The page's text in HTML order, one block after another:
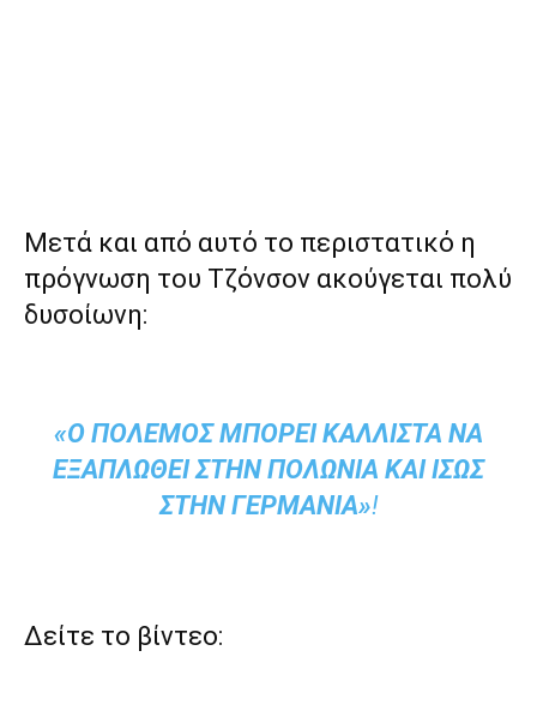
Μετά και από αυτό το περιστατικό η
πρόγνωση του Τζόνσον ακούγεται πολύ
δυσοίωνη:
«Ο ΠΌΛΕΜΟΣ ΜΠΟΡΕΊ ΚΆΛΛΙΣΤΑ ΝΑ
ΕΞΑΠΛΩΘΕΊ ΣΤΗΝ ΠΟΛΩΝΊΑ ΚΑΙ ΊΣΩΣ
ΣΤΗΝ ΓΕΡΜΑΝΊΑ»!
Δείτε το βίντεο: